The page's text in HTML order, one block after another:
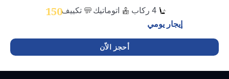
اتوماتيك
تكييف
إيجار يومي
150
أحجز الاّن